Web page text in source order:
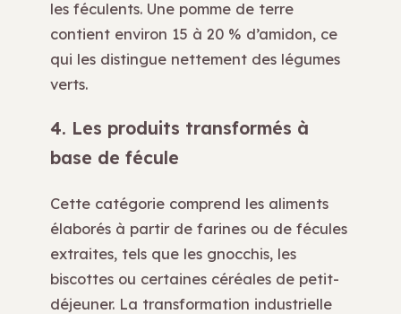
les féculents. Une pomme de terre
contient environ 15 à 20 % d’amidon, ce
qui les distingue nettement des légumes
verts.
4. Les produits transformés à
base de fécule
Cette catégorie comprend les aliments
élaborés à partir de farines ou de fécules
extraites, tels que les gnocchis, les
biscottes ou certaines céréales de petit-
déjeuner. La transformation industrielle